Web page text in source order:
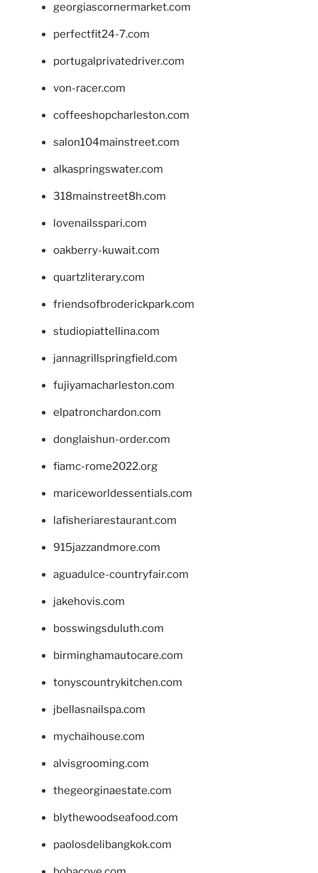
georgiascornermarket.com
perfectfit24-7.com
portugalprivatedriver.com
von-racer.com
coffeeshopcharleston.com
salon104mainstreet.com
alkaspringswater.com
318mainstreet8h.com
lovenailsspari.com
oakberry-kuwait.com
quartzliterary.com
friendsofbroderickpark.com
studiopiattellina.com
jannagrillspringfield.com
fujiyamacharleston.com
elpatronchardon.com
donglaishun-order.com
fiamc-rome2022.org
mariceworldessentials.com
lafisheriarestaurant.com
915jazzandmore.com
aguadulce-countryfair.com
jakehovis.com
bosswingsduluth.com
birminghamautocare.com
tonyscountrykitchen.com
jbellasnailspa.com
mychaihouse.com
alvisgrooming.com
thegeorginaestate.com
blythewoodseafood.com
paolosdelibangkok.com